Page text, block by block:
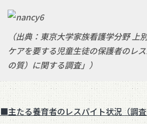
（出典：東京大学家族看護学分野 上
ケアを要する児童生徒の保護者のレ
の質）に関する調査」）
■主たる養育者のレスパイト状況（調